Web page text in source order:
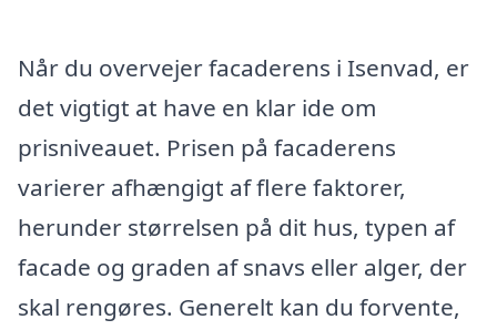
Når du overvejer facaderens i Isenvad, er
det vigtigt at have en klar ide om
prisniveauet. Prisen på facaderens
varierer afhængigt af flere faktorer,
herunder størrelsen på dit hus, typen af
facade og graden af snavs eller alger, der
skal rengøres. Generelt kan du forvente,